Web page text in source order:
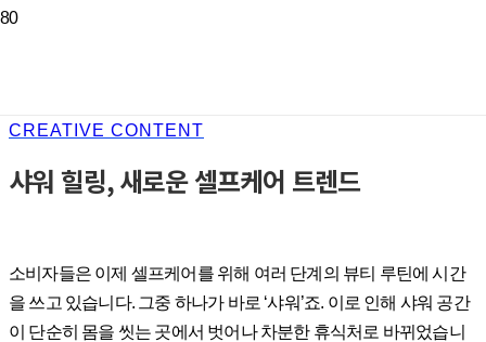
CREATIVE CONTENT
샤워 힐링, 새로운 셀프케어 트렌드
소비자들은 이제 셀프케어를 위해 여러 단계의 뷰티 루틴에 시간
을 쓰고 있습니다. 그중 하나가 바로 ‘샤워’죠. 이로 인해 샤워 공간
이 단순히 몸을 씻는 곳에서 벗어나 차분한 휴식처로 바뀌었습니